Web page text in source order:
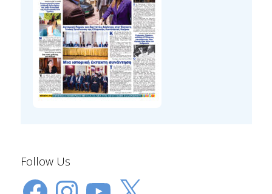
Follow Us
FacebookInstagramYouTube
X